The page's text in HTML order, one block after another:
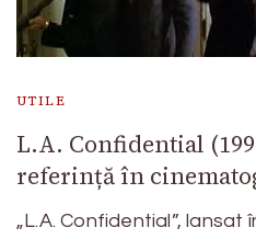
UTILE
L.A. Confidential
referință în
„L.A. Confidential”, lansat